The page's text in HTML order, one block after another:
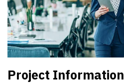
Project Information